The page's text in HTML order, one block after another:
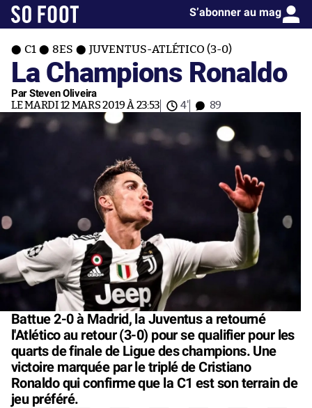
S’abonner au mag
C1 8ES JUVENTUS-ATLÉTICO (3-0)
La Champions Ronaldo
Par Steven Oliveira
LE MARDI 12 MARS 2019 À 23:53 4' 89
Battue 2-0 à Madrid, la Juventus a retourné
l'Atlético au retour (3-0) pour se qualifier pour les
quarts de finale de Ligue des champions. Une
victoire marquée par le triplé de Cristiano
Ronaldo qui confirme que la C1 est son terrain de
jeu préféré.